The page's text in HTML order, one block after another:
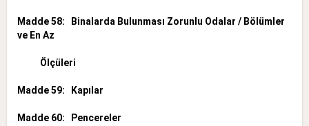
Madde 58: Binalarda Bulunması Zorunlu Odalar / Bölümler
ve En Az
Ölçüleri
Madde 59: Kapılar
Madde 60: Pencereler